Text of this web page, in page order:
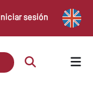
Iniciar sesión